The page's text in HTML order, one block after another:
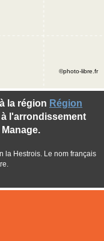
la région Région
à l'arrondissement
la Hestrois. Le nom français
©photo-libre.fr